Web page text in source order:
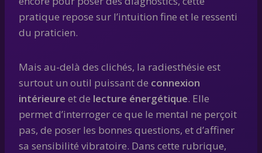
pratique repose sur l’intuition fine et le ressenti
du praticien.
Mais au-delà des clichés, la radiesthésie est
surtout un outil puissant de connexion
intérieure et de lecture énergétique. Elle
permet d’interroger ce que le mental ne perçoit
pas, de poser les bonnes questions, et d’affiner
sa sensibilité vibratoire. Dans cette rubrique,